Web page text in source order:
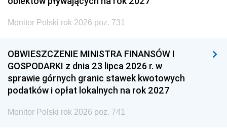
Monitor Polski rok 2026 poz. 731
OBWIESZCZENIE MINISTRA FINANSÓW I
GOSPODARKI z dnia 23 lipca 2026 r. w
sprawie górnych granic stawek kwotowych
podatków i opłat lokalnych na rok 2027
Monitor Polski rok 2026 poz. 741